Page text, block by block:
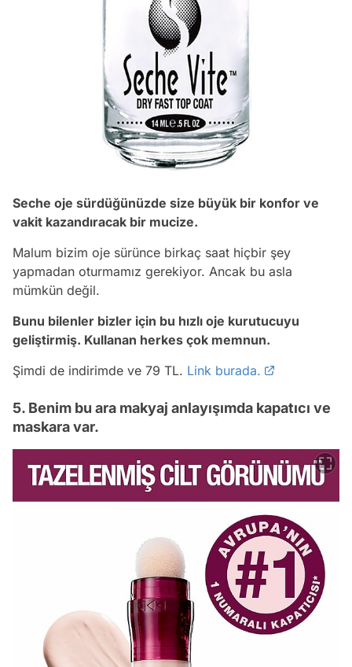
Seche oje sürdüğünüzde size büyük bir konfor ve
vakit kazandıracak bir mucize.
Malum bizim oje sürünce birkaç saat hiçbir şey
yapmadan oturmamız gerekiyor. Ancak bu asla
mümkün değil.
Bunu bilenler bizler için bu hızlı oje kurutucuyu
geliştirmiş. Kullanan herkes çok memnun.
Şimdi de indirimde ve 79 TL. Link burada.
5. Benim bu ara makyaj anlayışımda kapatıcı ve
maskara var.